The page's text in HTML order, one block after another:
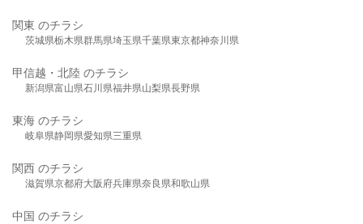
関東 のチラシ
茨城県栃木県群馬県埼玉県千葉県東京都神奈川県
甲信越・北陸 のチラシ
新潟県富山県石川県福井県山梨県長野県
東海 のチラシ
岐阜県静岡県愛知県三重県
関西 のチラシ
滋賀県京都府大阪府兵庫県奈良県和歌山県
中国 のチラシ